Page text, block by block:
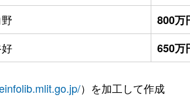
800万
650万
）を加工して作成